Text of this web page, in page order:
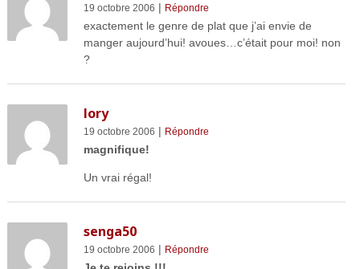
19 octobre 2006 | Répondre
exactement le genre de plat que j’ai envie de
manger aujourd’hui! avoues…c’était pour moi! non
?
lory
19 octobre 2006 | Répondre
magnifique!
Un vrai régal!
senga50
19 octobre 2006 | Répondre